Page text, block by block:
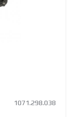
1071.298.038